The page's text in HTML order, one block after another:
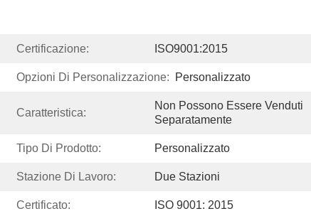
Certificazione: ISO9001:2015
Opzioni Di Personalizzazione: Personalizzato
Caratteristica:
Non Possono Essere Venduti
Separatamente
Tipo Di Prodotto: Personalizzato
Stazione Di Lavoro: Due Stazioni
Certificato: ISO 9001: 2015